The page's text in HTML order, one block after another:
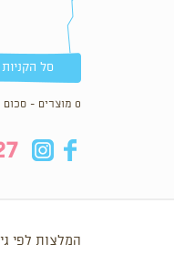
סל
0 מוצרים - סכום
fb
in
המלצות לפי